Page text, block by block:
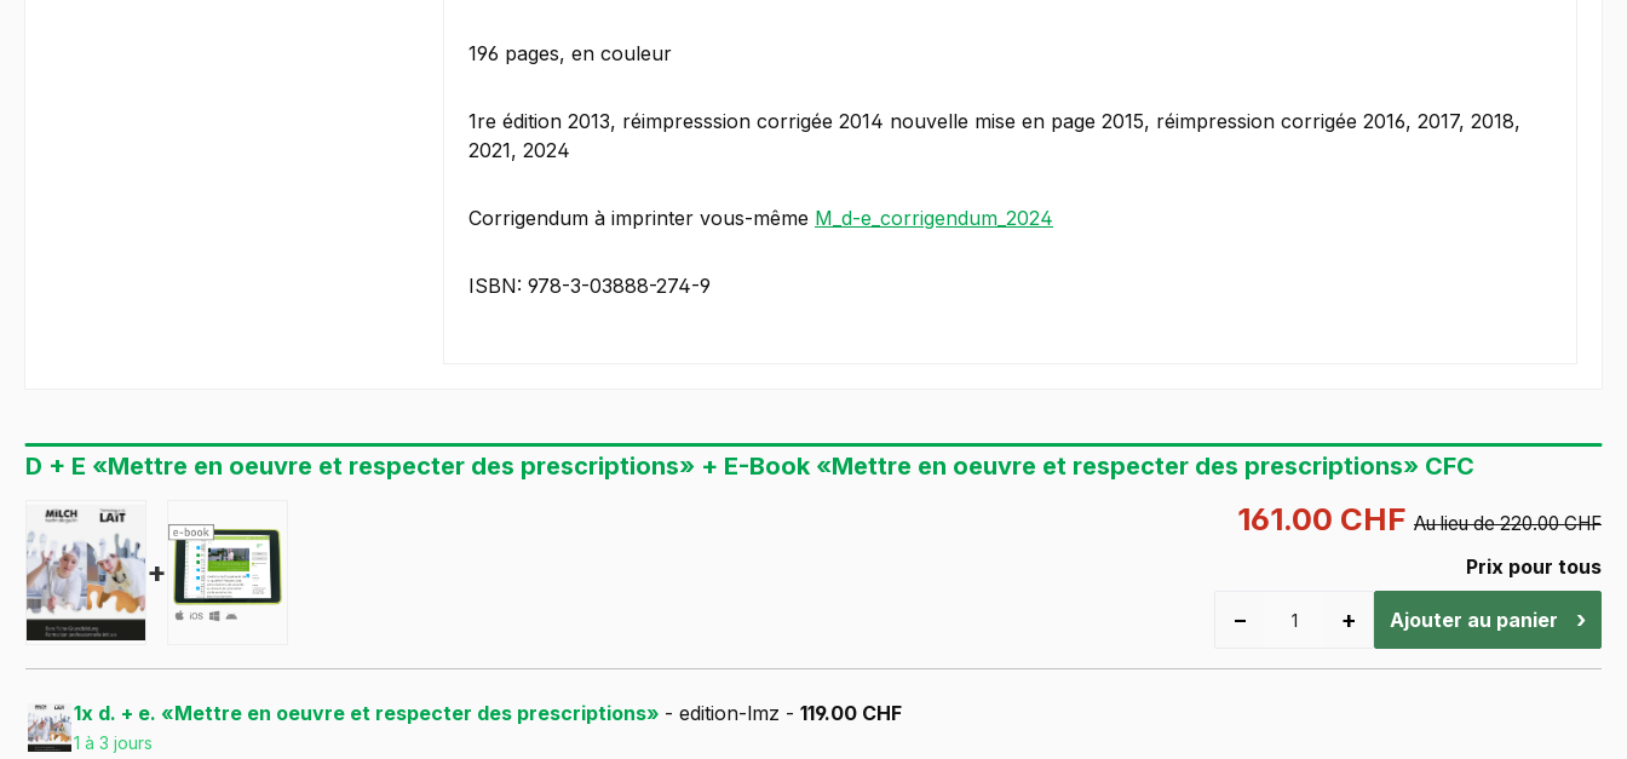
196 pages, en couleur
1re édition 2013, réimpresssion corrigée 2014 nouvelle mise en page 2015, réimpression corrigée 2016, 2017, 2018,
2021, 2024
Corrigendum à imprinter vous-même M_d-e_corrigendum_2024
ISBN: 978-3-03888-274-9
D + E «Mettre en oeuvre et respecter des prescriptions» + E-Book «Mettre en oeuvre et respecter des prescriptions» CFC
+
161.00 CHF Au lieu de 220.00 CHF
Prix pour tous
− + Ajouter au panier ›
1x d. + e. «Mettre en oeuvre et respecter des prescriptions» - edition-lmz - 119.00 CHF
1 à 3 jours